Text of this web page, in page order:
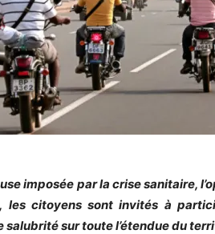
imposée par la crise sanitaire,
les citoyens sont invités à
salubrité sur toute l’étendue du